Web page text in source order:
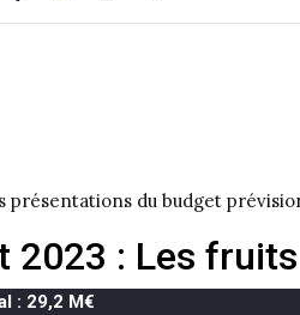
présentations du budget
2023 : Les
: 29,2 M€